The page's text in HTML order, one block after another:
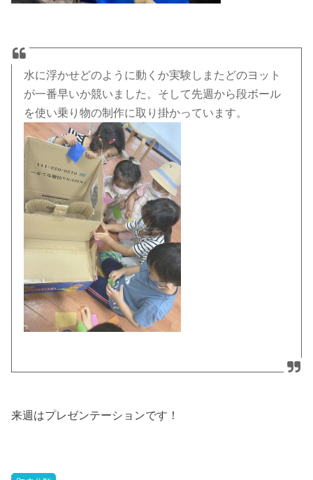
水に浮かせどのように動くか実験しまたどのヨット
が一番早いか競いました。そして先週から段ボール
を使い乗り物の制作に取り掛かっています。
来週はプレゼンテーションです！